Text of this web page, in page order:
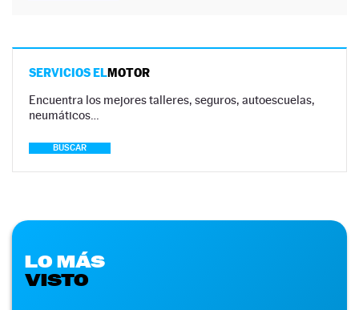
SERVICIOS ELMOTOR
Encuentra los mejores talleres, seguros, autoescuelas,
neumáticos…
BUSCAR
LO MÁS
VISTO